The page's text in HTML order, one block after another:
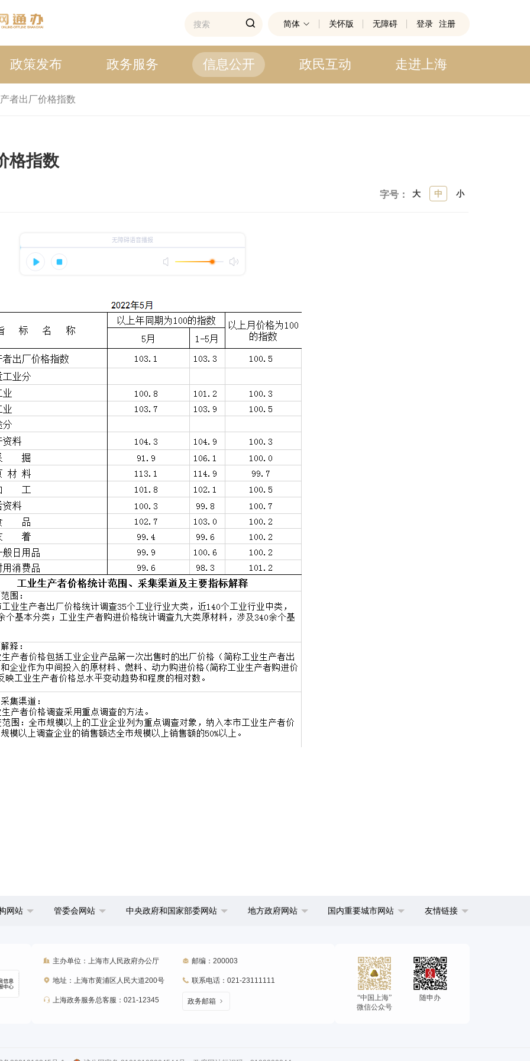
简体 关怀版 无障碍 登录 注册
政策发布 政务服务 信息公开 政民互动 走进上海
者出厂价格指数
格指数
字号： 大 中 小
网站 管委会网站 中央政府和国家部委网站 地方政府网站 国内重要城市网站 友情链接
主办单位：上海市人民政府办公厅
地址：上海市黄浦区人民大道200号
上海政务服务总客服：021-12345
邮编：200003
联系电话：021-23111111
政务邮箱
“中国上海”
微信公众号
随申办